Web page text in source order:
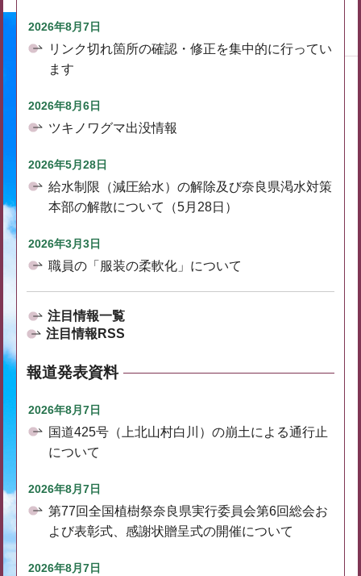
2026年8月7日
リンク切れ箇所の確認・修正を集中的に行ってい
ます
2026年8月6日
ツキノワグマ出没情報
2026年5月28日
給水制限（減圧給水）の解除及び奈良県渇水対策
本部の解散について（5月28日）
2026年3月3日
職員の「服装の柔軟化」について
注目情報一覧
注目情報RSS
報道発表資料
2026年8月7日
国道425号（上北山村白川）の崩土による通行止
について
2026年8月7日
第77回全国植樹祭奈良県実行委員会第6回総会お
よび表彰式、感謝状贈呈式の開催について
2026年8月7日